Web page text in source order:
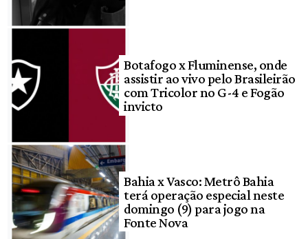
Botafogo x Fluminense, onde
assistir ao vivo pelo Brasileirão
com Tricolor no G-4 e Fogão
invicto
Bahia x Vasco: Metrô Bahia
terá operação especial neste
domingo (9) para jogo na
Fonte Nova